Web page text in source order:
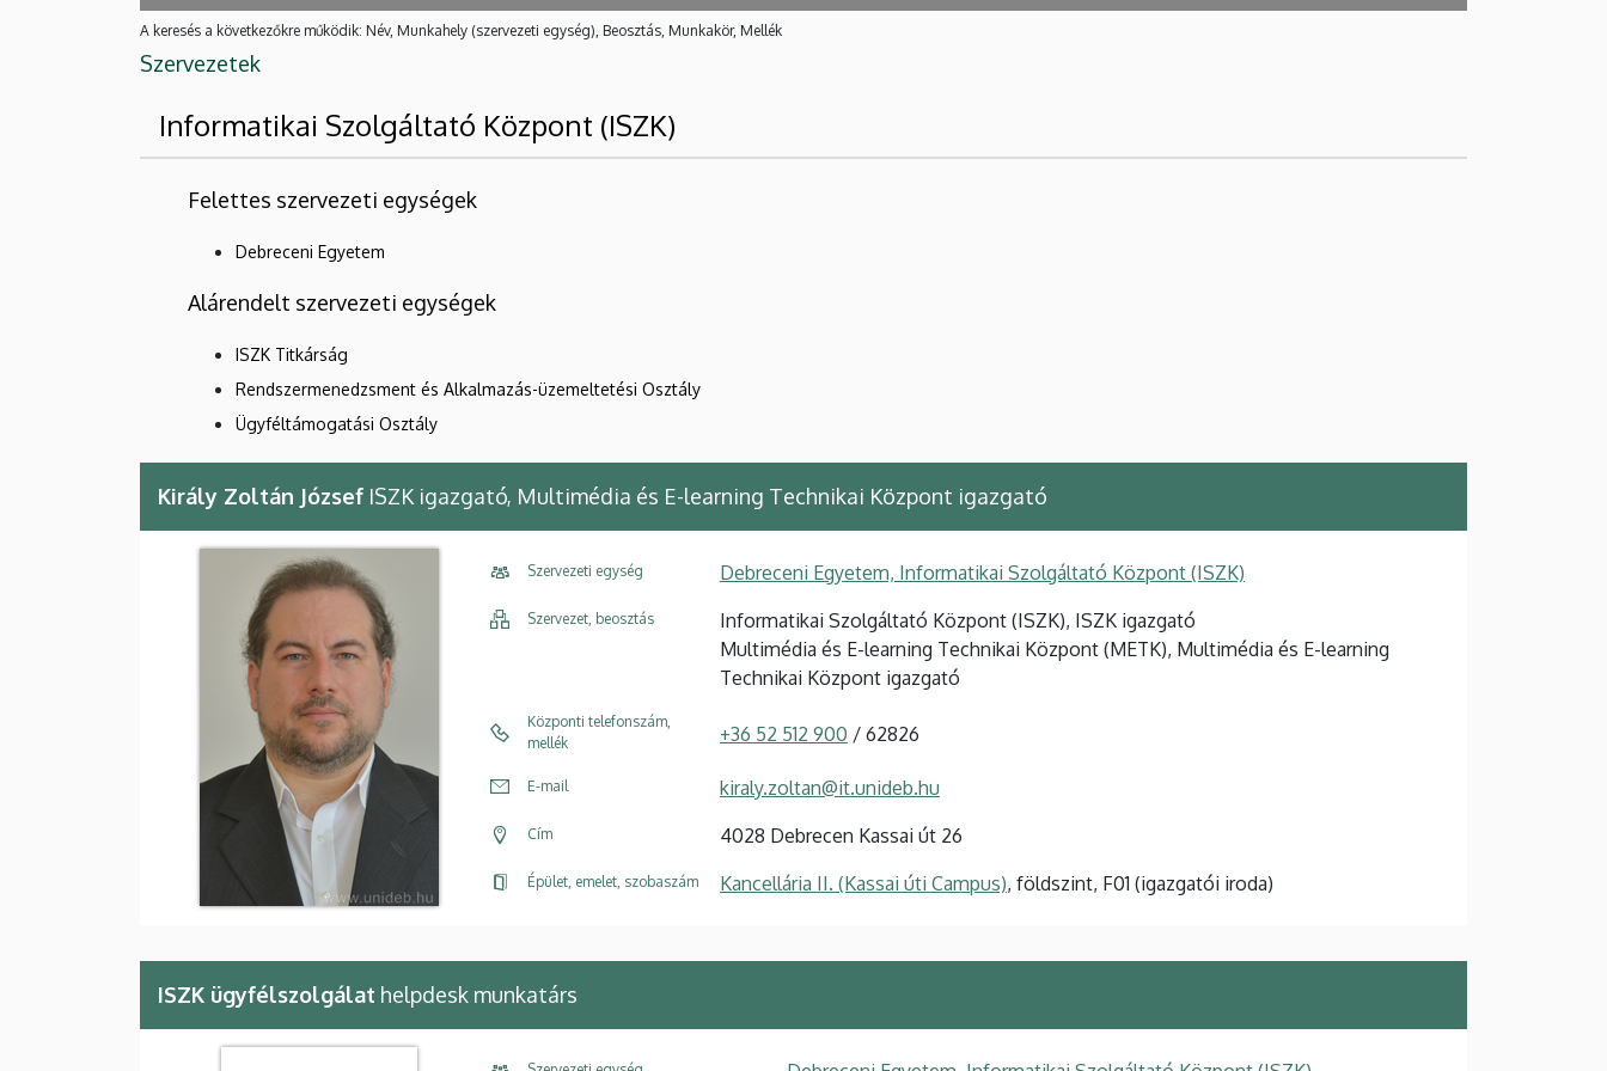
A keresés a következőkre működik: Név, Munkahely (szervezeti egység), Beosztás, Munkakör, Mellék
Szervezetek
Informatikai Szolgáltató Központ (ISZK)
Felettes szervezeti egységek
Debreceni Egyetem
Alárendelt szervezeti egységek
ISZK Titkárság
Rendszermenedzsment és Alkalmazás-üzemeltetési Osztály
Ügyféltámogatási Osztály
Király Zoltán József ISZK igazgató, Multimédia és E-learning Technikai Központ igazgató
Szervezeti egység Debreceni Egyetem, Informatikai Szolgáltató Központ (ISZK)
Szervezet, beosztás
Informatikai Szolgáltató Központ (ISZK), ISZK igazgató
Multimédia és E-learning Technikai Központ (METK), Multimédia és E-learning
Technikai Központ igazgató
Központi telefonszám,
mellék
+36 52 512 900 / 62826
E-mail kiraly.zoltan@it.unideb.hu
Cím 4028 Debrecen Kassai út 26
Épület, emelet, szobaszám Kancellária II. (Kassai úti Campus), földszint, F01 (igazgatói iroda)
ISZK ügyfélszolgálat helpdesk munkatárs